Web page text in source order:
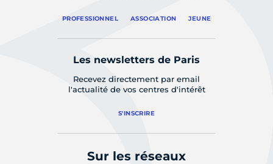
PROFESSIONNEL ASSOCIATION JEUNE
Les newsletters de Paris
Recevez directement par email
l'actualité de vos centres d'intérêt
S'INSCRIRE
Sur les réseaux